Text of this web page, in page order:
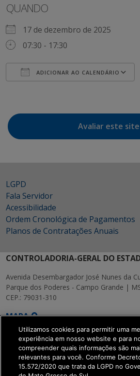
QUANDO
17 de dezembro de 2025
07:30 - 17:30
ADICIONAR AO CALENDÁRIO
Avaliar este site
LGPD
Fala Servidor
Acessibilidade
Ordem Cronológica de Pagamentos
Planos de Contratações Anuais
CONTROLADORIA-GERAL DO
Avenida Desembargador José Nunes da
Parque dos Poderes - Campo Grande |
CEP.: 79031-310
MAPA
SETDIG | Secretaria-
Utilizamos cookies para permitir uma
experiência em nosso website e para
compreender quais informações são
relevantes para você. Conforme
15.572/2020 que trata da LGPD no